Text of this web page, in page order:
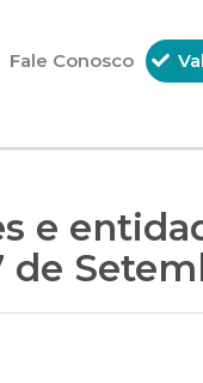
Fale Conosco
e
de